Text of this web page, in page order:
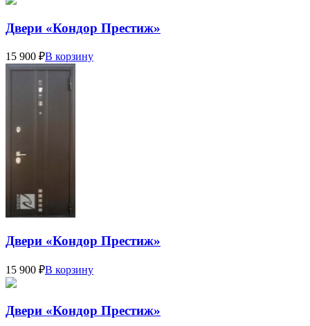
Двери «Кондор Престиж»
15 900 ₽В корзину
Двери «Кондор Престиж»
15 900 ₽В корзину
Двери «Кондор Престиж»